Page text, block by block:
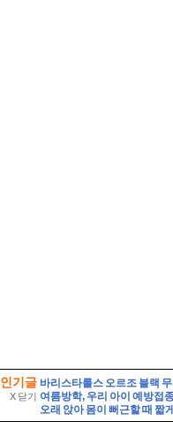
인기글
X 닫기
오래 앉아 몸이 뻐근할 때 짧